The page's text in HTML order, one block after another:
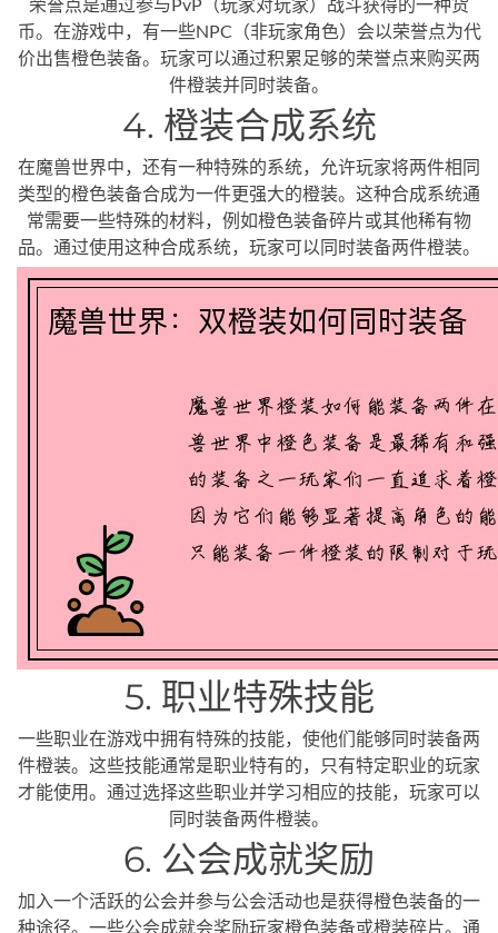
币。在游戏中，有一些NPC（非玩家角色）会以荣誉点为代
价出售橙色装备。玩家可以通过积累足够的荣誉点来购买两
件橙装并同时装备。
4. 橙装合成系统
在魔兽世界中，还有一种特殊的系统，允许玩家将两件相同
类型的橙色装备合成为一件更强大的橙装。这种合成系统通
常需要一些特殊的材料，例如橙色装备碎片或其他稀有物
品。通过使用这种合成系统，玩家可以同时装备两件橙装。
5. 职业特殊技能
一些职业在游戏中拥有特殊的技能，使他们能够同时装备两
件橙装。这些技能通常是职业特有的，只有特定职业的玩家
才能使用。通过选择这些职业并学习相应的技能，玩家可以
同时装备两件橙装。
6. 公会成就奖励
加入一个活跃的公会并参与公会活动也是获得橙色装备的一
种途径。一些公会成就会奖励玩家橙色装备或橙装碎片。通